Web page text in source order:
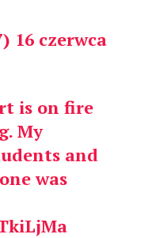
16 czerwca
is on fire
My
and
was